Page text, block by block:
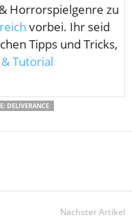
Horrorspielgenre zu
vorbei. Ihr seid
Tipps und Tricks,
Tutorial
DELIVERANCE
Nächster Artikel